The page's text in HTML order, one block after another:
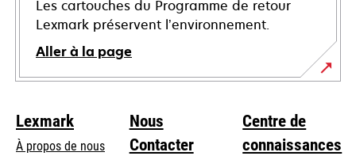
Les cartouches du Programme de retour
Lexmark préservent l’environnement.
Aller à la page
Lexmark
À propos de nous
Nous
Contacter
Centre de
connaissances